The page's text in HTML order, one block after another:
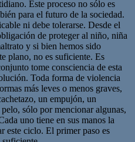
Este proceso no sólo es
para el futuro de la sociedad.
ni debe tolerarse. Desde el
de proteger al niño, niña
y si bien hemos sido
plano, no es suficiente. Es
tome consciencia de esta
Toda forma de violencia
más leves o menos graves,
un empujón, un
sólo por mencionar algunas,
uno tiene en sus manos la
este ciclo. El primer paso es